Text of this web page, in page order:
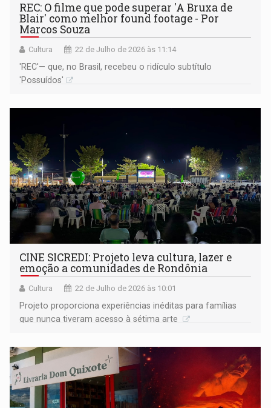
REC: O filme que pode superar 'A Bruxa de
Blair' como melhor found footage - Por
Marcos Souza
Cultura 22 de Julho de 2026 às 11:14
'REC'— que, no Brasil, recebeu o ridículo subtítulo
'Possuídos'
CINE SICREDI: Projeto leva cultura, lazer e
emoção a comunidades de Rondônia
Cultura 22 de Julho de 2026 às 10:01
Projeto proporciona experiências inéditas para famílias
que nunca tiveram acesso à sétima arte